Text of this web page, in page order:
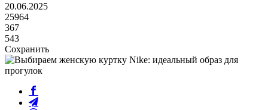
20.06.2025
25964
367
543
Сохранить